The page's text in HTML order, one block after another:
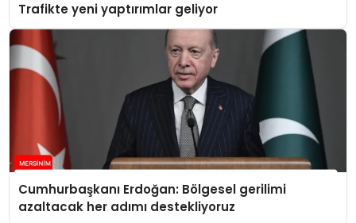
Trafikte yeni yaptırımlar geliyor
Cumhurbaşkanı Erdoğan: Bölgesel gerilimi
azaltacak her adımı destekliyoruz